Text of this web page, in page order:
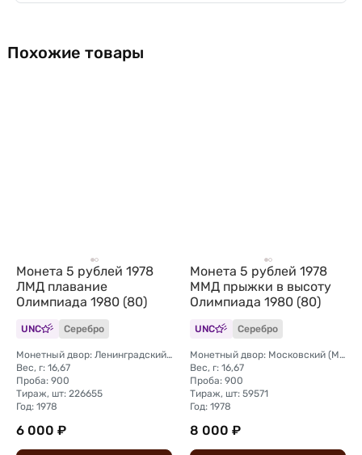
Похожие товары
Монета 5 рублей 1978
ЛМД плавание
Олимпиада 1980 (80)
UNC Серебро
Монетный двор: Ленинградский (ЛМД)
Вес, г: 16,67
Проба: 900
Тираж, шт: 226655
Год: 1978
6 000 ₽
Монета 5 рублей 1978
ММД прыжки в высоту
Олимпиада 1980 (80)
UNC Серебро
Монетный двор: Московский (ММД)
Вес, г: 16,67
Проба: 900
Тираж, шт: 59571
Год: 1978
8 000 ₽